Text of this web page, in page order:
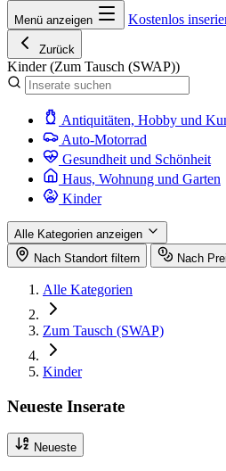
Menü anzeigen Kostenlos
Zurück
Kinder (Zum Tausch (SWAP))
Antiquitäten, Hobby und
Auto-Motorrad
Gesundheit und Schönheit
Haus, Wohnung und Garten
Kinder
Alle Kategorien anzeigen
Nach Standort filtern
Nach
Alle Kategorien
Zum Tausch (SWAP)
Kinder
Neueste Inserate
Neueste